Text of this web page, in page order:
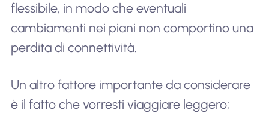
flessibile, in modo che eventuali
cambiamenti nei piani non comportino una
perdita di connettività.
Un altro fattore importante da considerare
è il fatto che vorresti viaggiare leggero;